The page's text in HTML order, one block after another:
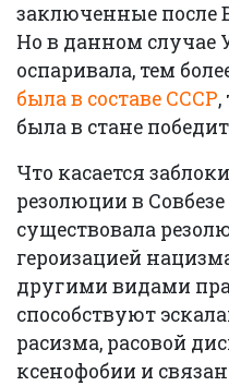
заключенные после
Но в данном случае
оспаривала, тем
была в составе СССР,
была в стане
Что касается
резолюции в
существовала
героизацией
другими видами
способствуют
расизма, расовой
ксенофобии и